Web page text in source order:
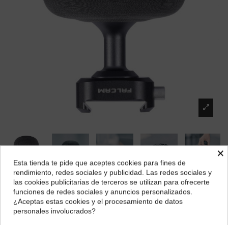
Falcam F22 Empuñadura Rápida Circular ID
3040
Marca:
¿Dónde deseas recibir tu pedido?
Selecciona tu ubicación para mostrarte los precios e
impuestos correctos para tu región.
×
Esta tienda te pide que aceptes cookies para fines de
rendimiento, redes sociales y publicidad. Las redes sociales y
las cookies publicitarias de terceros se utilizan para ofrecerte
funciones de redes sociales y anuncios personalizados.
¿Aceptas estas cookies y el procesamiento de datos
personales involucrados?